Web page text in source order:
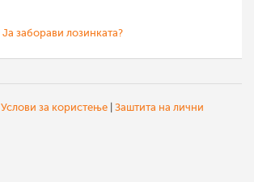
Ја заборави лозинката?
Услови за користење Заштита на лични